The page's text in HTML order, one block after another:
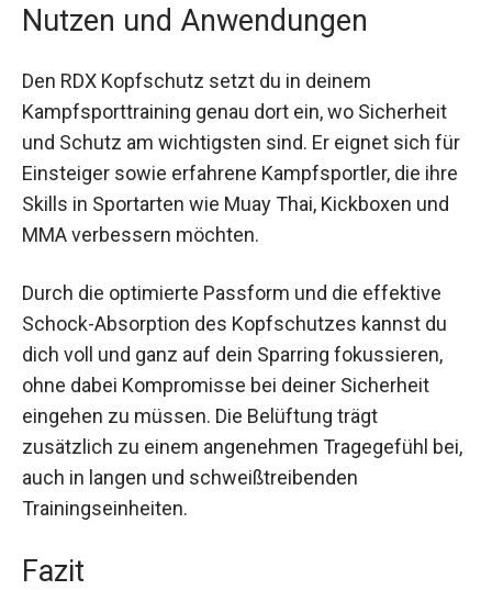
Nutzen und Anwendungen
Den RDX Kopfschutz setzt du in deinem
Kampfsporttraining genau dort ein, wo Sicherheit
und Schutz am wichtigsten sind. Er eignet sich
für Einsteiger sowie erfahrene Kampfsportler, die
ihre Skills in Sportarten wie Muay Thai, Kickboxen
und MMA verbessern möchten.
Durch die optimierte Passform und die effektive
Schock-Absorption des Kopfschutzes kannst du
dich voll und ganz auf dein Sparring fokussieren,
ohne dabei Kompromisse bei deiner Sicherheit
eingehen zu müssen. Die Belüftung trägt
zusätzlich zu einem angenehmen Tragegefühl
bei, auch in langen und schweißtreibenden
Trainingseinheiten.